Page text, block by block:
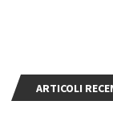
ARTICOLI